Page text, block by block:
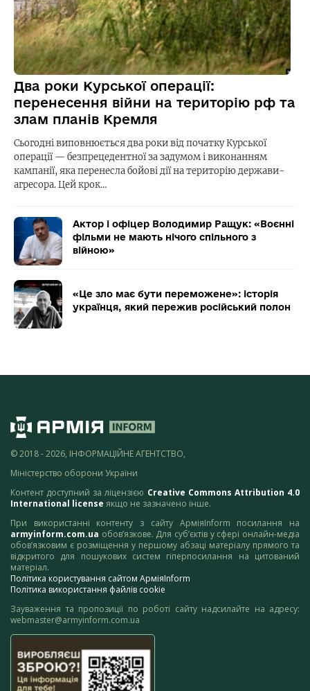
Два роки Курської операції:
перенесення війни на територію рф та
злам планів Кремля
Сьогодні виповнюється два роки від початку Курської
операції — безпрецедентної за задумом і виконанням
кампанії, яка перенесла бойові дії на територію держави-
агресора. Цей крок…
Актор і офіцер Володимир Ращук: «Воєнні
фільми не мають нічого спільного з
війною»
«Це зло має бути переможене»: історія
українця, який пережив російський полон
© 2018 - 2026, ІНФОРМАЦІЙНЕ АГЕНТСТВО,
Міністерство оборони України
Контент доступний за ліцензією Creative Commons Attribution 4.0
International license якщо не зазначено інше.
При використанні контенту з сайту АрміяInform посилання на
armyinform.com.ua обов’язкове. Для суб’єктів у сфері онлайн-медіа
обов’язковим є розміщення у першому абзаці матеріалу прямого та
відкритого для пошукових систем гіперпосилання на цитований
матеріал.
Політика користування сайтом АрміяInform
Політика використання файлів cookie
Зауваження та пропозиції по роботі сайту надсилайте на адресу:
webmaster@armyinform.com.ua